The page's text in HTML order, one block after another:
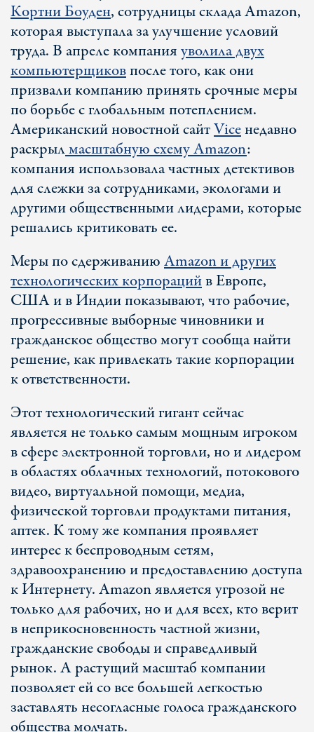
Кортни Боуден, сотрудницы склада Amazon,
которая выступала за улучшение условий
труда. В апреле компанияуволила двух
компьютерщиковпосле того, как они
призвали компанию принять срочные меры
по борьбе с глобальным потеплением.
Американский новостной сайтViceнедавно
раскрылмасштабную схему Amazon:
компания использовала частных детективов
для слежки за сотрудниками, экологами и
другими общественными лидерами, которые
решались критиковать ее.
Меры по сдерживаниюAmazon и других
технологических корпорацийв Европе,
США и в Индии показывают, что рабочие,
прогрессивные выборные чиновники и
гражданское общество могут сообща найти
решение, как привлекать такие корпорации
к ответственности.
Этот технологический гигант сейчас
является не только самым мощным игроком
в сфере электронной торговли, но и лидером
в областях облачных технологий, потокового
видео, виртуальной помощи, медиа,
физической торговли продуктами питания,
аптек. К тому же компания проявляет
интерес к беспроводным сетям,
здравоохранению и предоставлению доступа
к Интернету. Amazon является угрозой не
только для рабочих, но и для всех, кто верит
в неприкосновенность частной жизни,
гражданские свободы и справедливый
рынок. А растущий масштаб компании
позволяет ей со все большей легкостью
заставлять несогласные голоса гражданского
общества молчать.